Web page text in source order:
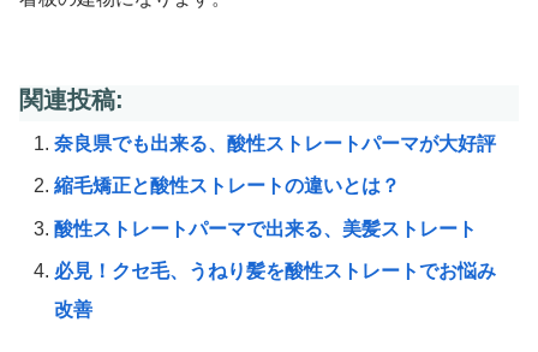
関連投稿:
奈良県でも出来る、酸性ストレートパーマが大好評
縮毛矯正と酸性ストレートの違いとは？
酸性ストレートパーマで出来る、美髪ストレート
必見！クセ毛、うねり髪を酸性ストレートでお悩み
改善